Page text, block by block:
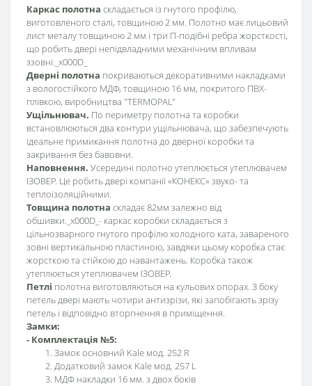
Каркас полотна складається із гнутого профілю,
виготовленого сталі, товщиною 2 мм. Полотно має лицьовий
лист металу товщиною 2 мм і три П-подібні ребра жорсткості,
що робить двері непідвладними механічним впливам
ззовні._x000D_
Дверні полотна покриваються декоративними накладками
з вологостійкого МДФ, товщиною 16 мм, покритого ПВХ-
плівкою, виробництва "TERMOPAL"
Ущільнювач. По периметру полотна та коробки
встановлюються два контури ущільнювача, що забезпечують
ідеальне примикання полотна до дверної коробки та
закривання без бавовни.
Наповнення. Усередині полотно утеплюється утеплювачем
ІЗОВЕР. Це робить двері компанії «КОНЕКС» звуко- та
теплоізоляційними.
Товщина полотна складає 82мм залежно від
обшивки._x000D_- каркас коробки складається з
цільнозварного гнутого профілю холодного ката, завареного
зовні вертикальною пластиною, завдяки цьому коробка стає
жорсткою та стійкою до навантажень. Коробка також
утеплюється утеплювачем ІЗОВЕР.
Петлі полотна виготовляються на кульових опорах. З боку
петель двері мають чотири антизрізи, які запобігають зрізу
петель і відповідно вторгнення в приміщення.
Замки:
- Комплектація №5:
Замок основний Kale мод. 252 R
Додатковий замок Kale мод. 257 L
МДФ накладки 16 мм. з двох боків